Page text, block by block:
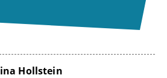
Hollstein